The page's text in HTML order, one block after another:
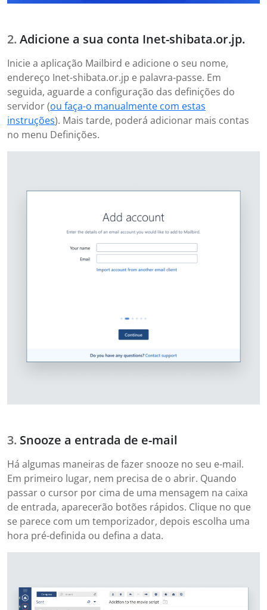
Adicione a sua conta Inet-shibata.or.jp.
Inicie a aplicação Mailbird e adicione o seu nome,
endereço Inet-shibata.or.jp e palavra-passe. Em
seguida, aguarde a configuração das definições do
servidor (ou faça-o manualmente com estas
instruções). Mais tarde, poderá adicionar mais contas
no menu Definições.
Snooze a entrada de e-mail
Há algumas maneiras de fazer snooze no seu e-mail.
Em primeiro lugar, nem precisa de o abrir. Quando
passar o cursor por cima de uma mensagem na caixa
de entrada, aparecerão botões rápidos. Clique no que
se parece com um temporizador, depois escolha uma
hora pré-definida ou defina a data.